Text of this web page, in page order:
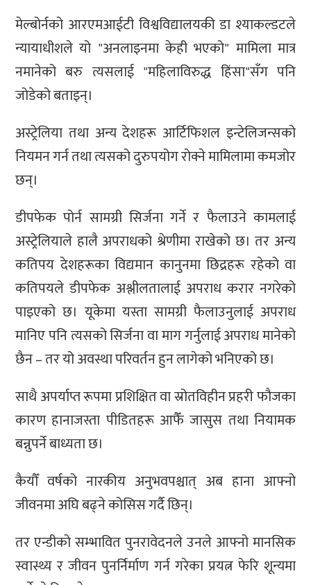
मेल्बोर्नको आरएमआईटी विश्वविद्यालयकी डा श्याकल्डटले
न्यायाधीशले यो "अनलाइनमा केही भएको" मामिला मात्र
नमानेको बरु त्यसलाई "महिलाविरुद्ध हिंसा"सँग पनि
जोडेको बताइन्।
अस्ट्रेलिया तथा अन्य देशहरू आर्टिफिशल इन्टेलिजन्सको
नियमन गर्न तथा त्यसको दुरुपयोग रोक्ने मामिलामा कमजोर
छन्।
डीपफेक पोर्न सामग्री सिर्जना गर्ने र फैलाउने कामलाई
अस्ट्रेलियाले हालै अपराधको श्रेणीमा राखेको छ। तर अन्य
कतिपय देशहरूका विद्यमान कानुनमा छिद्रहरू रहेको वा
कतिपयले डीपफेक अश्लीलतालाई अपराध करार नगरेको
पाइएको छ। यूकेमा यस्ता सामग्री फैलाउनुलाई अपराध
मानिए पनि त्यसको सिर्जना वा माग गर्नुलाई अपराध मानेको
छैन – तर यो अवस्था परिवर्तन हुन लागेको भनिएको छ।
साथै अपर्याप्त रूपमा प्रशिक्षित वा स्रोतविहीन प्रहरी फौजका
कारण हानाजस्ता पीडितहरू आफैँ जासुस तथा नियामक
बन्नुपर्ने बाध्यता छ।
कैयौँ वर्षको नारकीय अनुभवपश्चात् अब हाना आफ्नो
जीवनमा अघि बढ्ने कोसिस गर्दै छिन्।
तर एन्डीको सम्भावित पुनरावेदनले उनले आफ्नो मानसिक
स्वास्थ्य र जीवन पुनर्निर्माण गर्न गरेका प्रयत्न फेरि शून्यमा